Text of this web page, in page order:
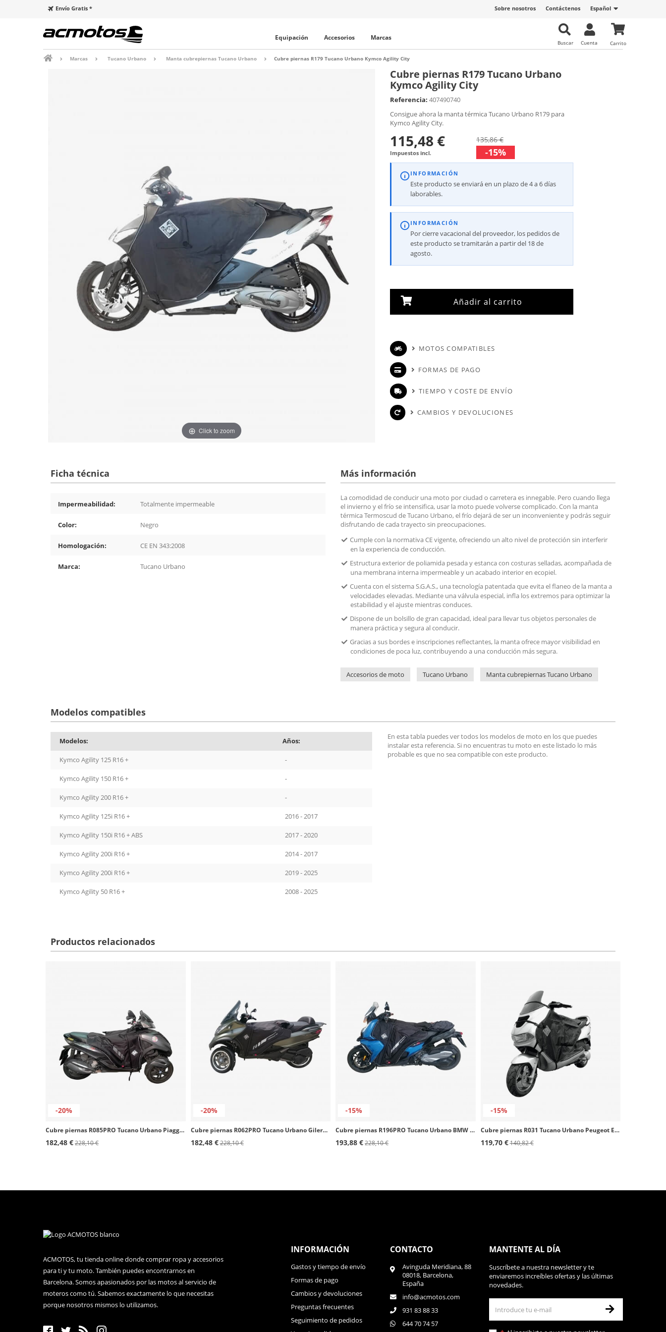
Español
Contáctenos
Sobre nosotros
Envío Gratis *
Carrito
Cuenta
Buscar
Equipación Accesorios Marcas
Marcas Tucano Urbano Manta cubrepiernas Tucano Urbano Cubre piernas R179 Tucano Urbano Kymco Agility City
Click to zoom
Cubre piernas R179 Tucano Urbano
Kymco Agility City
Referencia: 407490740
Consigue ahora la manta térmica Tucano Urbano R179 para
Kymco Agility City.
115,48 €
Impuestos incl.
135,86 €
-15%
INFORMACIÓN
Este producto se enviará en un plazo de 4 a 6 días
laborables.
INFORMACIÓN
Por cierre vacacional del proveedor, los pedidos de
este producto se tramitarán a partir del 18 de
agosto.
Añadir al carrito
MOTOS COMPATIBLES
FORMAS DE PAGO
TIEMPO Y COSTE DE ENVÍO
CAMBIOS Y DEVOLUCIONES
Ficha técnica
Impermeabilidad: Totalmente impermeable
Color: Negro
Homologación: CE EN 343:2008
Marca: Tucano Urbano
Más información
La comodidad de conducir una moto por ciudad o carretera es innegable. Pero cuando llega
el invierno y el frío se intensifica, usar la moto puede volverse complicado. Con la manta
térmica Termoscud de Tucano Urbano, el frío dejará de ser un inconveniente y podrás seguir
disfrutando de cada trayecto sin preocupaciones.
Cumple con la normativa CE vigente, ofreciendo un alto nivel de protección sin interferir
en la experiencia de conducción.
Estructura exterior de poliamida pesada y estanca con costuras selladas, acompañada de
una membrana interna impermeable y un acabado interior en ecopiel.
Cuenta con el sistema S.G.A.S., una tecnología patentada que evita el flaneo de la manta a
velocidades elevadas. Mediante una válvula especial, infla los extremos para optimizar la
estabilidad y el ajuste mientras conduces.
Dispone de un bolsillo de gran capacidad, ideal para llevar tus objetos personales de
manera práctica y segura al conducir.
Gracias a sus bordes e inscripciones reflectantes, la manta ofrece mayor visibilidad en
condiciones de poca luz, contribuyendo a una conducción más segura.
Accesorios de moto Tucano Urbano Manta cubrepiernas Tucano Urbano
Modelos compatibles
Modelos: Años:
Kymco Agility 125 R16 + -
Kymco Agility 150 R16 + -
Kymco Agility 200 R16 + -
Kymco Agility 125i R16 + 2016 - 2017
Kymco Agility 150i R16 + ABS 2017 - 2020
Kymco Agility 200i R16 + 2014 - 2017
Kymco Agility 200i R16 + 2019 - 2025
Kymco Agility 50 R16 + 2008 - 2025
En esta tabla puedes ver todos los modelos de moto en los que puedes
instalar esta referencia. Si no encuentras tu moto en este listado lo más
probable es que no sea compatible con este producto.
Productos relacionados
-20%
Cubre piernas R085PRO Tucano Urbano Piaggio MP3 Yourban
182,48 €228,10 €
-20%
Cubre piernas R062PRO Tucano Urbano Gilera Fuoco, Piaggio MP3
182,48 €228,10 €
-15%
Cubre piernas R196PRO Tucano Urbano BMW C 400 X
193,88 €228,10 €
-15%
Cubre piernas R031 Tucano Urbano Peugeot Elyseo, Elystar, Suzuki Burgman 250/400, SYM Joyride
119,70 €140,82 €
ACMOTOS, tu tienda online donde comprar ropa y accesorios
para ti y tu moto. También puedes encontrarnos en
Barcelona. Somos apasionados por las motos al servicio de
moteros como tú. Sabemos exactamente lo que necesitas
porque nosotros mismos lo utilizamos.
INFORMACIÓN
Gastos y tiempo de envío
Formas de pago
Cambios y devoluciones
Preguntas frecuentes
Seguimiento de pedidos
CONTACTO
Avinguda Meridiana, 88
08018, Barcelona,
España
info@acmotos.com
931 83 88 33
644 70 74 57
MANTENTE AL DÍA
Suscríbete a nuestra newsletter y te
enviaremos increíbles ofertas y las últimas
novedades.